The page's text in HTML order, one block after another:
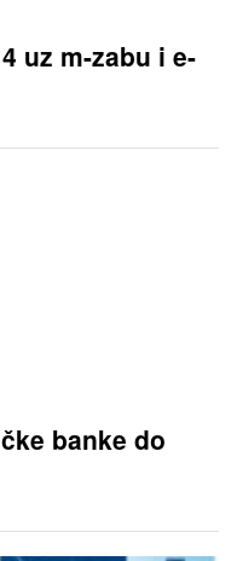
uz m-zabu i e-
banke do